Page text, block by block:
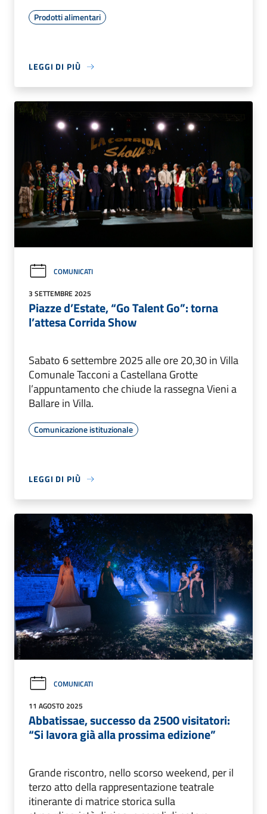
Prodotti alimentari
LEGGI DI PIÙ
COMUNICATI
3 SETTEMBRE 2025
Piazze d’Estate, “Go Talent Go”: torna
l’attesa Corrida Show
Sabato 6 settembre 2025 alle ore 20,30 in Villa
Comunale Tacconi a Castellana Grotte
l’appuntamento che chiude la rassegna Vieni a
Ballare in Villa.
Comunicazione istituzionale
LEGGI DI PIÙ
COMUNICATI
11 AGOSTO 2025
Abbatissae, successo da 2500 visitatori:
“Si lavora già alla prossima edizione”
Grande riscontro, nello scorso weekend, per il
terzo atto della rappresentazione teatrale
itinerante di matrice storica sulla